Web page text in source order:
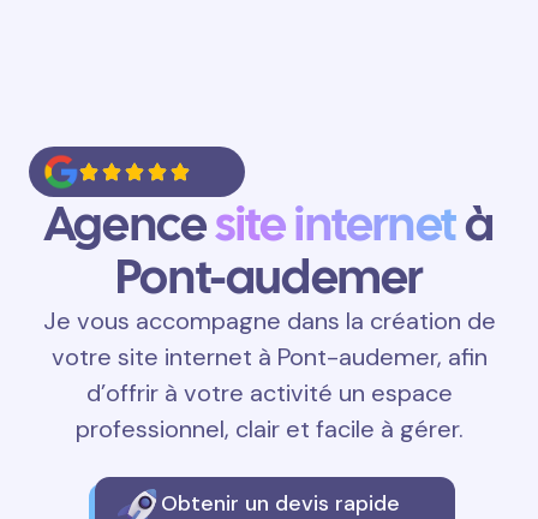
Agencesite internetà
Pont-audemer
Je vous accompagne dans la création de
votre site internet à Pont-audemer, afin
d’offrir à votre activité un espace
professionnel, clair et facile à gérer.
Obtenir un devis rapide